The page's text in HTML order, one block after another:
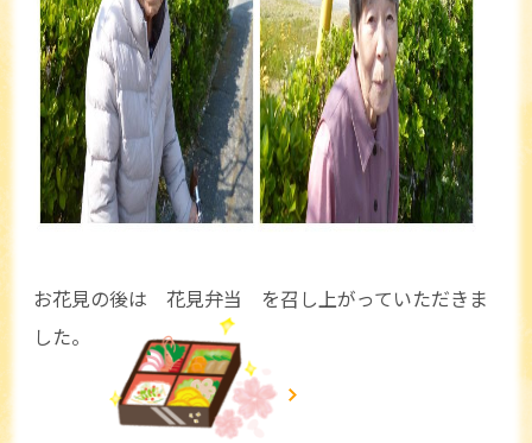
お花見の後は 花見弁当 を召し上がっていただきま
した。